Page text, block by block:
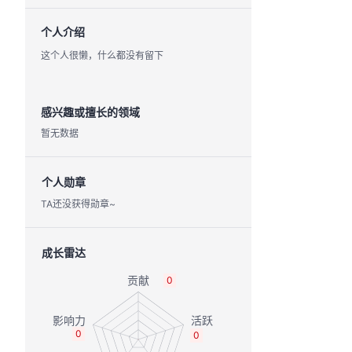
个人介绍
这个人很懒，什么都没有留下
感兴趣或擅长的领域
暂无数据
个人勋章
TA还没获得勋章~
成长雷达
0
0
0